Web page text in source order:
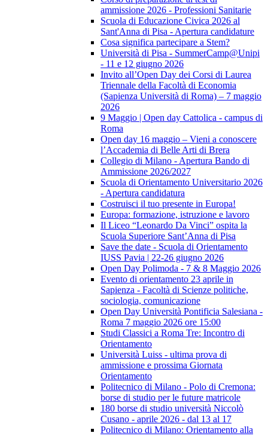
ammissione 2026 - Professioni Sanitarie
Scuola di Educazione Civica 2026 al
Sant'Anna di Pisa - Apertura candidature
Cosa significa partecipare a Stem?
Università di Pisa - SummerCamp@Unipi
- 11 e 12 giugno 2026
Invito all’Open Day dei Corsi di Laurea
Triennale della Facoltà di Economia
(Sapienza Università di Roma) – 7 maggio
2026
9 Maggio | Open day Cattolica - campus di
Roma
Open day 16 maggio – Vieni a conoscere
l’Accademia di Belle Arti di Brera
Collegio di Milano - Apertura Bando di
Ammissione 2026/2027
Scuola di Orientamento Universitario 2026
- Apertura candidatura
Costruisci il tuo presente in Europa!
Europa: formazione, istruzione e lavoro
Il Liceo “Leonardo Da Vinci” ospita la
Scuola Superiore Sant’Anna di Pisa
Save the date - Scuola di Orientamento
IUSS Pavia | 22-26 giugno 2026
Open Day Polimoda - 7 & 8 Maggio 2026
Evento di orientamento 23 aprile in
Sapienza - Facoltà di Scienze politiche,
sociologia, comunicazione
Open Day Università Pontificia Salesiana -
Roma 7 maggio 2026 ore 15:00
Studi Classici a Roma Tre: Incontro di
Orientamento
Università Luiss - ultima prova di
ammissione e prossima Giornata
Orientamento
Politecnico di Milano - Polo di Cremona:
borse di studio per le future matricole
180 borse di studio università Niccolò
Cusano - aprile 2026 - dal 13 al 17
Politecnico di Milano: Orientamento alla